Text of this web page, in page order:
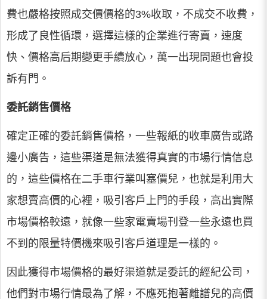
費也嚴格按照成交價價格的3%收取，不成交不收費，
形成了良性循環，選擇這樣的企業進行寄賣，速度
快、價格高后期變更手續放心，萬一出現問題也會投
訴有門。
委託銷售價格
確定正確的委託銷售價格，一些報紙的收車廣告或路
邊小廣告，這些渠道是無法獲得真實的市場行情信息
的，這些價格在二手車行業叫塞價兒，也就是利用大
家想賣高價的心裡，吸引客戶上門的手段，高出實際
市場價格較遠，就像一些家電賣場刊登一些永遠也買
不到的限量特價機來吸引客戶道理是一樣的。
因此獲得市場價格的最好渠道就是委託的經紀公司，
他們對市場行情最為了解，不應死抱著離譜兒的高價